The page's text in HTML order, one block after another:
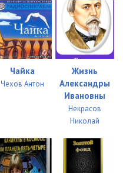
Чайка
Чехов Антон
Жизнь
Александры
Ивановны
Некрасов
Николай